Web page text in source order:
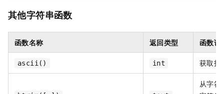
其他字符串函数
函数名称 返回类型 函数说
ascii() int 获取指
从字符